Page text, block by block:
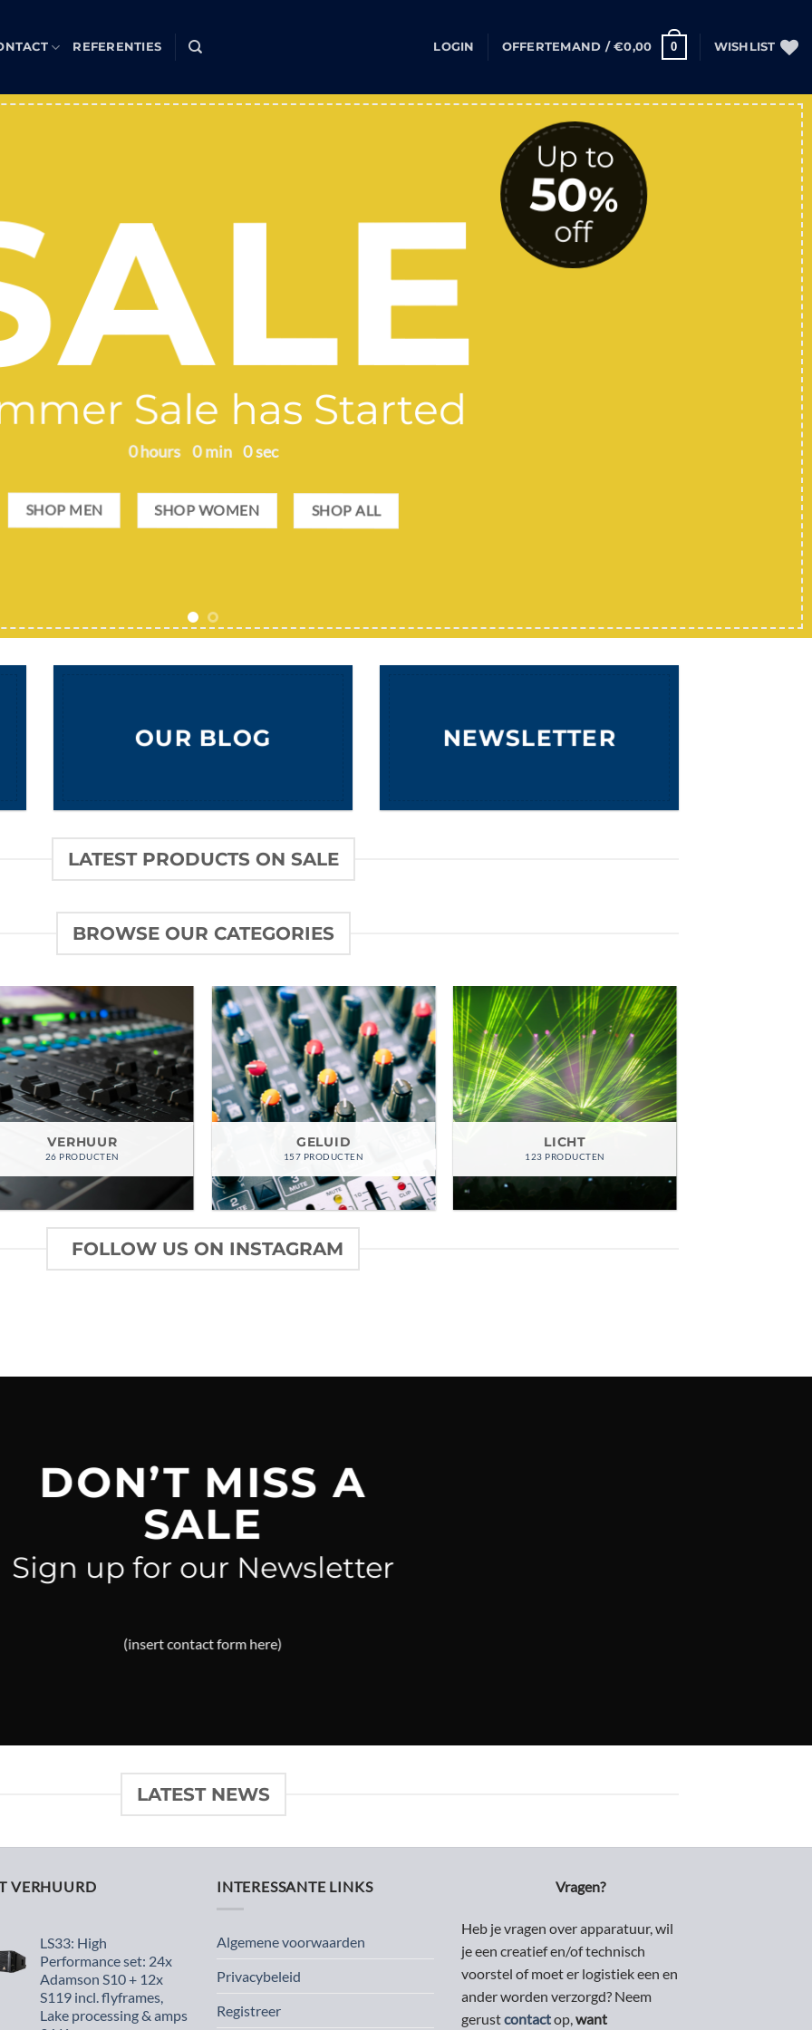
REFERENTIES LOGIN OFFERTEMAND /€0,00 0 WISHLIST
Up to
50%
off
Sale has Started
0hours 0 min 0sec
SHOP MEN SHOP WOMEN SHOP ALL
OUR BLOG NEWSLETTER
LATEST PRODUCTS ON SALE
BROWSE OUR CATEGORIES
VERHUUR
26 PRODUCTEN
GELUID
157 PRODUCTEN
LICHT
123 PRODUCTEN
FOLLOW US ON INSTAGRAM
DON’T MISS A
SALE
Sign up for our Newsletter
(insert contact form here)
LATEST NEWS
VERHUURD
LS33: High
Performance set: 24x
Adamson S10 + 12x
S119 incl. flyframes,
Lake processing & amps
INTERESSANTE LINKS
Algemene voorwaarden
Privacybeleid
Registreer
Vragen?
Heb je vragen over apparatuur, wil
je een creatief en/of technisch
voorstel of moet er logistiek een en
ander worden verzorgd? Neem
gerustcontactop,want